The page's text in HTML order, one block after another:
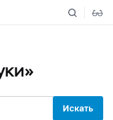
Искать